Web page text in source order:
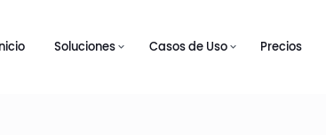
Soluciones Casos de Uso Precios